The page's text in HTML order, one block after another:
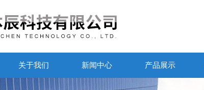
关于我们 新闻中心 产品展示